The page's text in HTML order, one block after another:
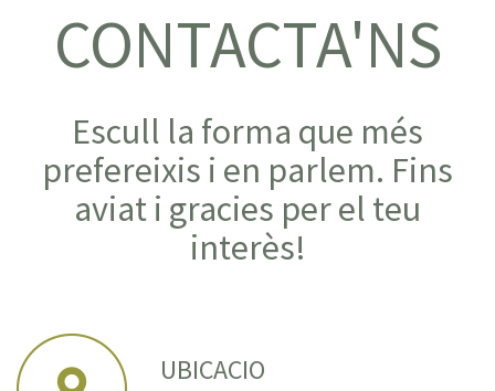
CONTACTA'NS
Escull la forma que més
prefereixis i en parlem. Fins
aviat i gracies per el teu
interès!
UBICACIO